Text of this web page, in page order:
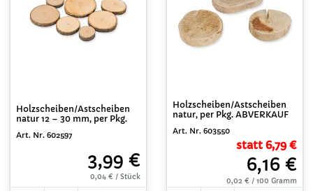
Holzscheiben/Astscheiben
natur 12 – 30 mm, per Pkg.
Art. Nr. 602597
3,99 €
0,04 € / Stück
Holzscheiben/Astscheiben
natur, per Pkg. ABVERKAUF
Art. Nr. 603550
statt 6,79 €
6,16 €
0,02 € / 100 Gramm